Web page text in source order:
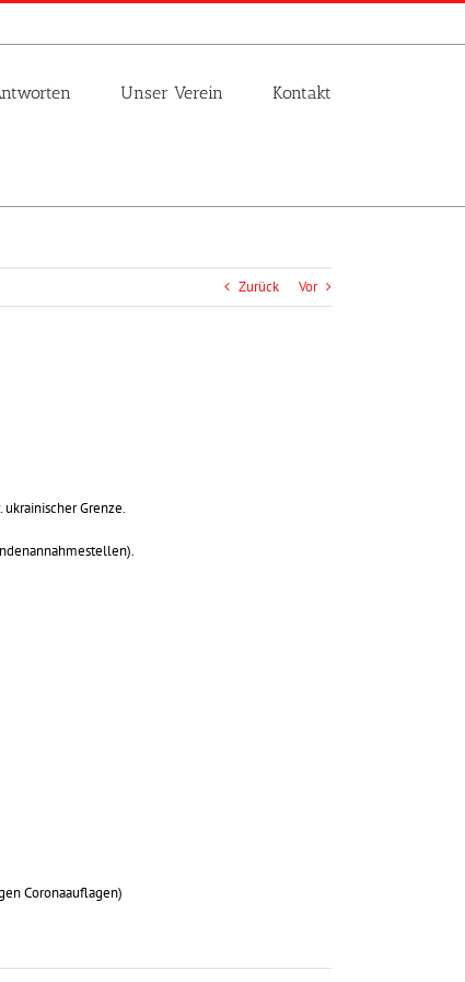
Unser Verein Kontakt
Zurück Vor
Grenze.
Coronaauflagen)